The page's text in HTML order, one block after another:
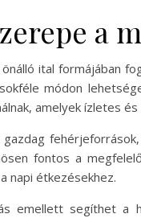
a
ital formájában
módon
amelyek ízletes
fontos a
napi étkezésekhez.
emellett segíthet a